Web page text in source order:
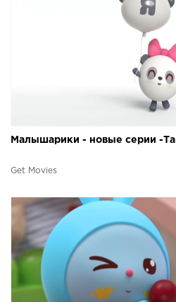
Малышарики - новые серии -
Get Movies